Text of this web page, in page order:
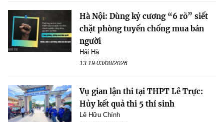
Hà Nội: Dùng kỷ cương “6 rõ” siết
chặt phòng tuyến chống mua bán
người
Hải Hà
13:19 03/08/2026
Vụ gian lận thi tại THPT Lê Trực:
Hủy kết quả thi 5 thí sinh
Lê Hữu Chính